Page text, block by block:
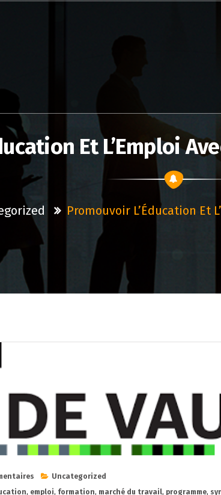
Et L’Emploi
Promouvoir L’Éducation Et
Uncategorized
, emploi, formation, marché du travail, programme,